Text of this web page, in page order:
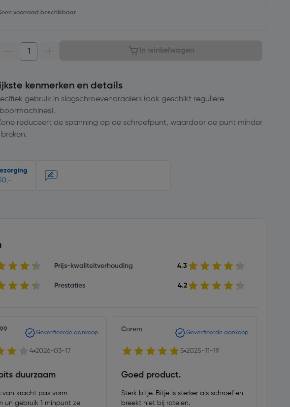
voorraad beschikbaar
In winkelwagen
kenmerken en details
gebruik in slagschroevendraaiers (ook geschikt reguliere
reduceert de spanning op de schroefpunt, waardoor de punt minder
Prijs-kwaliteitverhouding 4.3
Prestaties 4.2
Geverifieerde aankoop
4 2026-03-17
duurzaam
van kracht pas vorm
un gebruik 1 minpunt ze
Corem Geverifieerde aankoop
5 2025-11-19
Goed product.
Sterk bitje. Bitje is sterker als schroef en
breekt niet bij ratelen.